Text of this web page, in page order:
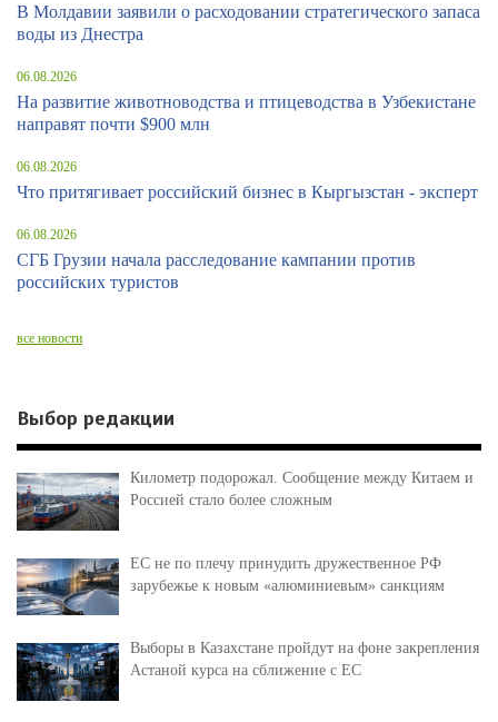
В Молдавии заявили о расходовании стратегического запаса
воды из Днестра
06.08.2026
На развитие животноводства и птицеводства в Узбекистане
направят почти $900 млн
06.08.2026
Что притягивает российский бизнес в Кыргызстан - эксперт
06.08.2026
СГБ Грузии начала расследование кампании против
российских туристов
все новости
Выбор редакции
Километр подорожал. Сообщение между Китаем и
Россией стало более сложным
ЕС не по плечу принудить дружественное РФ
зарубежье к новым «алюминиевым» санкциям
Выборы в Казахстане пройдут на фоне закрепления
Астаной курса на сближение с ЕС